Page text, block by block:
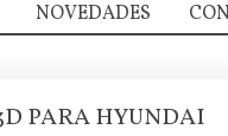
NOVEDADES
PARA HYUNDAI